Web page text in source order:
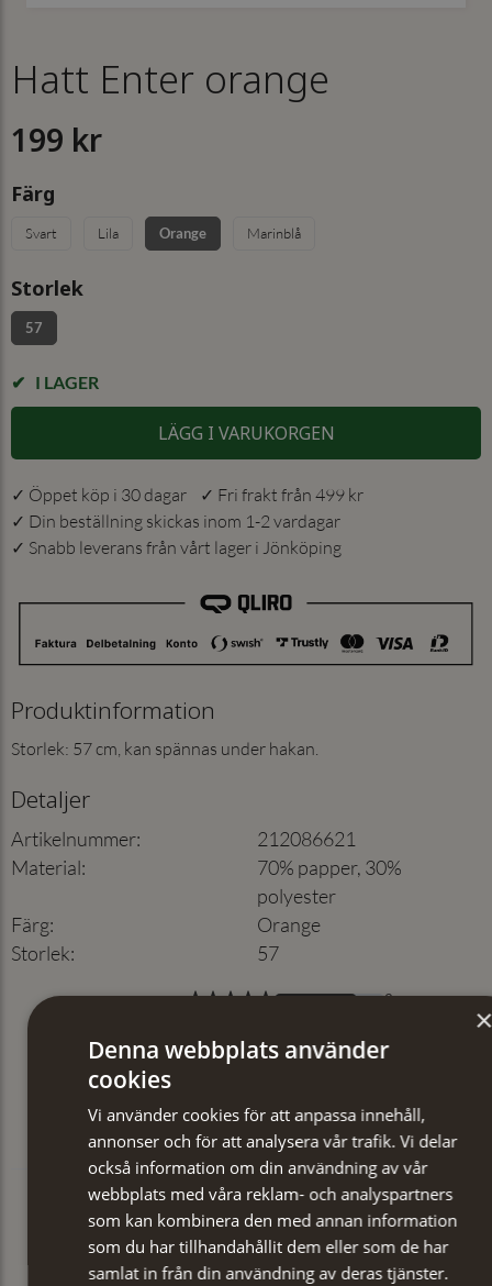
Hatt Enter orange
199 kr
Färg
Svart Lila Orange Marinblå
Storlek
57
I LAGER
LÄGG I VARUKORGEN
✓ Öppet köp i 30 dagar ✓ Fri frakt från 499 kr
✓ Din beställning skickas inom 1-2 vardagar
✓ Snabb leverans från vårt lager i Jönköping
Produktinformation
Storlek: 57 cm, kan spännas under hakan.
Detaljer
Artikelnummer:
212086621
Material:
70% papper, 30%
polyester
Färg:
Orange
Storlek: 57
Denna webbplats använder
cookies
Vi använder cookies för att anpassa innehåll,
annonser och för att analysera vår trafik. Vi delar
också information om din användning av vår
webbplats med våra reklam- och analyspartners
som kan kombinera den med annan information
som du har tillhandahållit dem eller som de har
samlat in från din användning av deras tjänster.